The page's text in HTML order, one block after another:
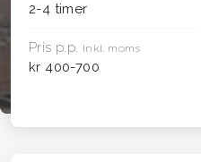
2-4 timer
Pris p.p. Inkl. moms
kr 400-700